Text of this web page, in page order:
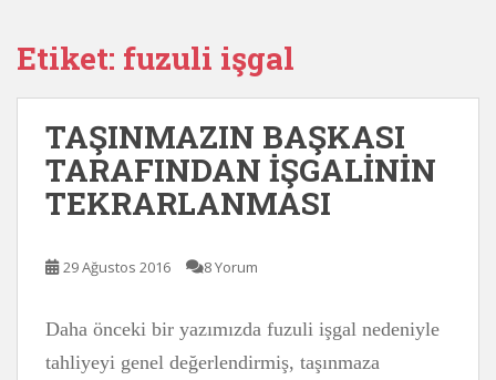
Etiket: fuzuli işgal
TAŞINMAZIN BAŞKASI
TARAFINDAN İŞGALİNİN
TEKRARLANMASI
29 Ağustos 2016 8 Yorum
Daha önceki bir yazımızda fuzuli işgal nedeniyle
tahliyeyi genel değerlendirmiş, taşınmaza